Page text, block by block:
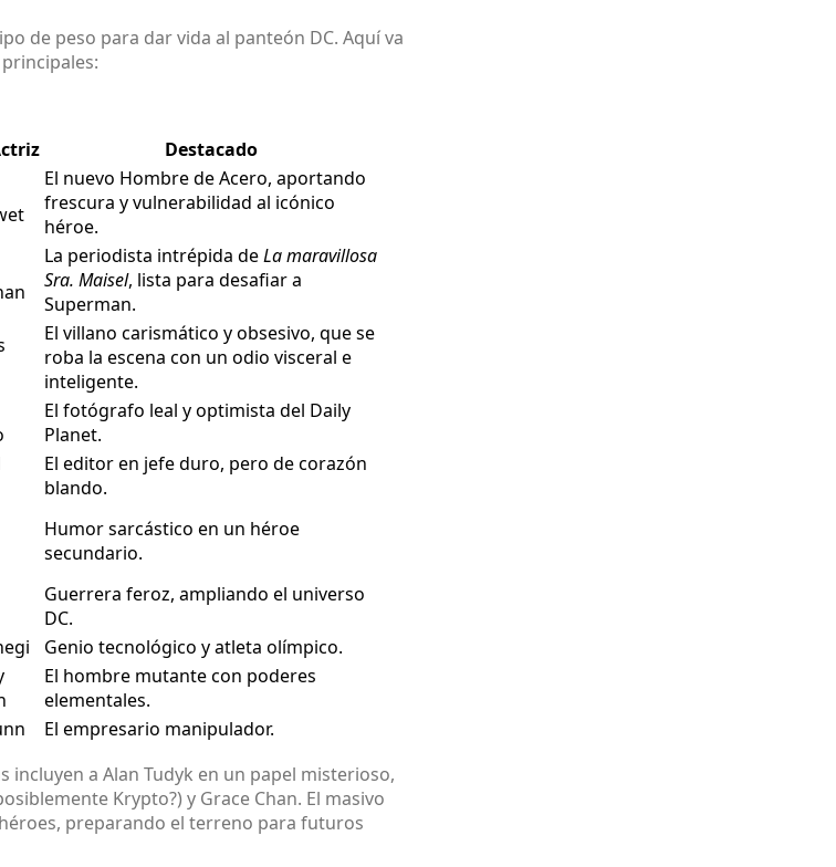
de peso para dar vida al panteón DC. Aquí va
Destacado
El nuevo Hombre de Acero, aportando
frescura y vulnerabilidad al icónico
héroe.
La periodista intrépida deLa maravillosa
Sra. Maisel, lista para desafiar a
Superman.
El villano carismático y obsesivo, que se
roba la escena con un odio visceral e
inteligente.
El fotógrafo leal y optimista del Daily
Planet.
El editor en jefe duro, pero de corazón
blando.
Humor sarcástico en un héroe
secundario.
Guerrera feroz, ampliando el universo
DC.
Genio tecnológico y atleta olímpico.
El hombre mutante con poderes
elementales.
El empresario manipulador.
incluyen a Alan Tudyk en un papel misterioso,
Krypto?) y Grace Chan. El masivo
preparando el terreno para futuros